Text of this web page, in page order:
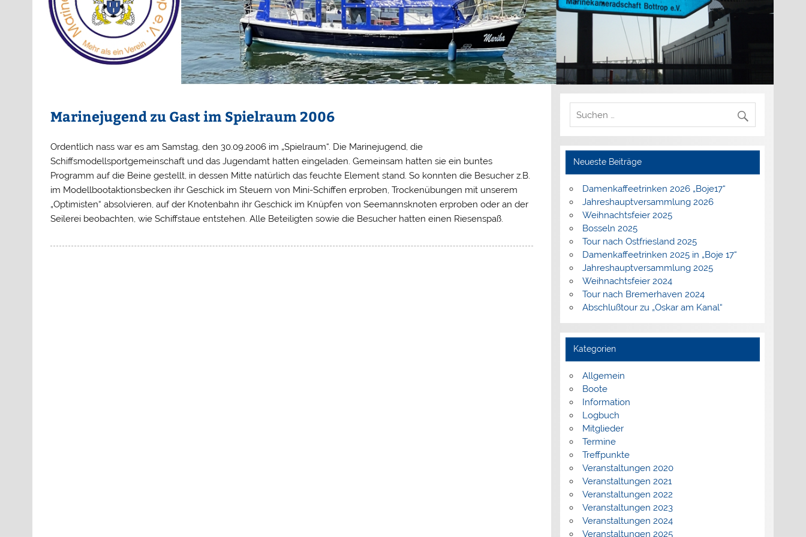
Marinejugend zu Gast im Spielraum 2006
Ordentlich nass war es am Samstag, den 30.09.2006 im „Spielraum“. Die Marinejugend, die
Schiffsmodellsportgemeinschaft und das Jugendamt hatten eingeladen. Gemeinsam hatten sie ein buntes
Programm auf die Beine gestellt, in dessen Mitte natürlich das feuchte Element stand. So konnten die Besucher z.B.
im Modellbootaktionsbecken ihr Geschick im Steuern von Mini-Schiffen erproben, Trockenübungen mit unserem
„Optimisten“ absolvieren, auf der Knotenbahn ihr Geschick im Knüpfen von Seemannsknoten erproben oder an der
Seilerei beobachten, wie Schiffstaue entstehen. Alle Beteiligten sowie die Besucher hatten einen Riesenspaß.
Neueste Beiträge
Damenkaffeetrinken 2026 „Boje17“
Jahreshauptversammlung 2026
Weihnachtsfeier 2025
Bosseln 2025
Tour nach Ostfriesland 2025
Damenkaffeetrinken 2025 in „Boje 17“
Jahreshauptversammlung 2025
Weihnachtsfeier 2024
Tour nach Bremerhaven 2024
Abschlußtour zu „Oskar am Kanal“
Kategorien
Allgemein
Boote
Information
Logbuch
Mitglieder
Termine
Treffpunkte
Veranstaltungen 2020
Veranstaltungen 2021
Veranstaltungen 2022
Veranstaltungen 2023
Veranstaltungen 2024
Veranstaltungen 2025